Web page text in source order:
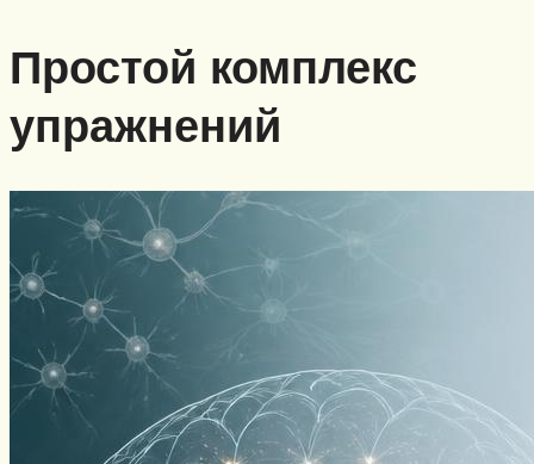
Простой комплекс
упражнений